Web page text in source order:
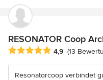
RESONATOR Coop
Durchschnittliche
4,9 (13
Resonatorcoop verbindet